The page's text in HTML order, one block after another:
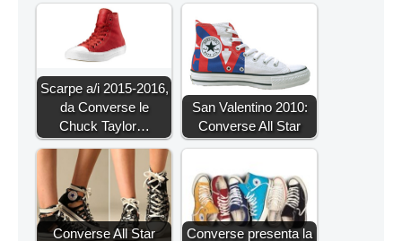
Scarpe a/i 2015-2016,
da Converse le
Chuck Taylor…
San Valentino 2010:
Converse All Star
Converse All Star
Converse presenta la